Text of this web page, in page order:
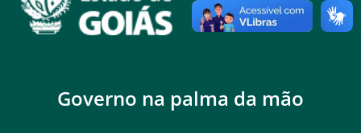
Governo na palma da mão